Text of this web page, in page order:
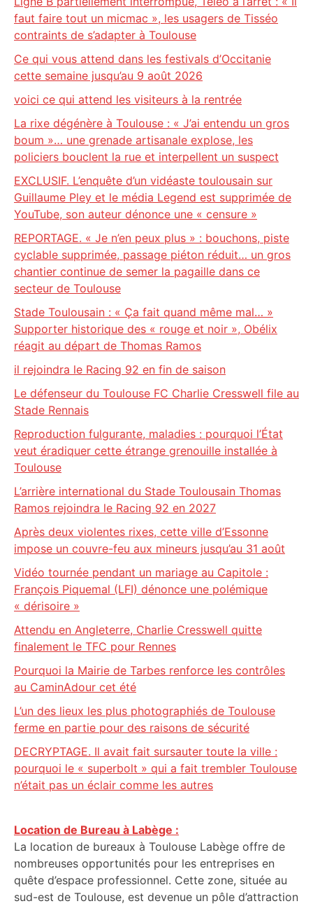
faut faire tout un micmac », les usagers de Tisséo
contraints de s’adapter à Toulouse
Ce qui vous attend dans les festivals d’Occitanie
cette semaine jusqu’au 9 août 2026
voici ce qui attend les visiteurs à la rentrée
La rixe dégénère à Toulouse : « J’ai entendu un gros
boum »… une grenade artisanale explose, les
policiers bouclent la rue et interpellent un suspect
EXCLUSIF. L’enquête d’un vidéaste toulousain sur
Guillaume Pley et le média Legend est supprimée de
YouTube, son auteur dénonce une « censure »
REPORTAGE. « Je n’en peux plus » : bouchons, piste
cyclable supprimée, passage piéton réduit… un gros
chantier continue de semer la pagaille dans ce
secteur de Toulouse
Stade Toulousain : « Ça fait quand même mal… »
Supporter historique des « rouge et noir », Obélix
réagit au départ de Thomas Ramos
il rejoindra le Racing 92 en fin de saison
Le défenseur du Toulouse FC Charlie Cresswell file au
Stade Rennais
Reproduction fulgurante, maladies : pourquoi l’État
veut éradiquer cette étrange grenouille installée à
Toulouse
L’arrière international du Stade Toulousain Thomas
Ramos rejoindra le Racing 92 en 2027
Après deux violentes rixes, cette ville d’Essonne
impose un couvre-feu aux mineurs jusqu’au 31 août
Vidéo tournée pendant un mariage au Capitole :
François Piquemal (LFI) dénonce une polémique
« dérisoire »
Attendu en Angleterre, Charlie Cresswell quitte
finalement le TFC pour Rennes
Pourquoi la Mairie de Tarbes renforce les contrôles
au CaminAdour cet été
L’un des lieux les plus photographiés de Toulouse
ferme en partie pour des raisons de sécurité
DECRYPTAGE. Il avait fait sursauter toute la ville :
pourquoi le « superbolt » qui a fait trembler Toulouse
n’était pas un éclair comme les autres
Location de Bureau à Labège :
La location de bureaux à Toulouse Labège offre de
nombreuses opportunités pour les entreprises en
quête d’espace professionnel. Cette zone, située au
sud-est de Toulouse, est devenue un pôle d’attraction